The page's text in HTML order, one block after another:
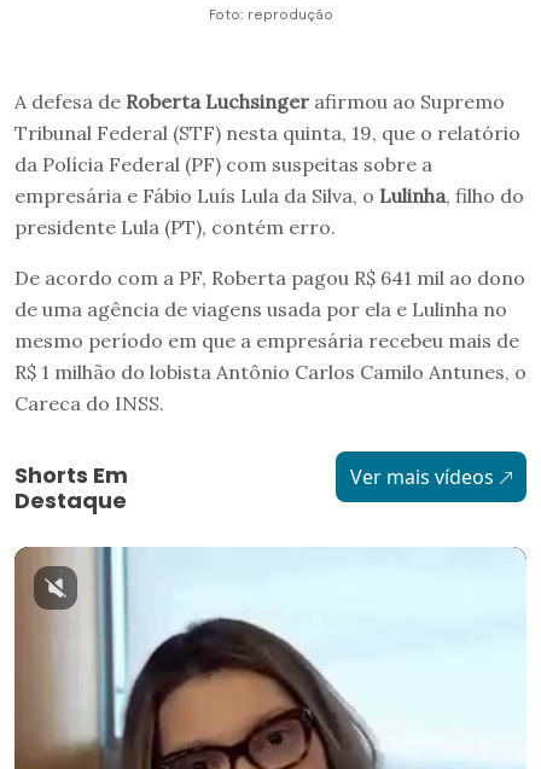
Foto: reprodução
A defesa de Roberta Luchsinger afirmou ao Supremo
Tribunal Federal (STF) nesta quinta, 19, que o relatório
da Polícia Federal (PF) com suspeitas sobre a
empresária e Fábio Luís Lula da Silva, o Lulinha, filho do
presidente Lula (PT), contém erro.
De acordo com a PF, Roberta pagou R$ 641 mil ao dono
de uma agência de viagens usada por ela e Lulinha no
mesmo período em que a empresária recebeu mais de
R$ 1 milhão do lobista Antônio Carlos Camilo Antunes, o
Careca do INSS.
Shorts Em
Destaque
Ver mais vídeos